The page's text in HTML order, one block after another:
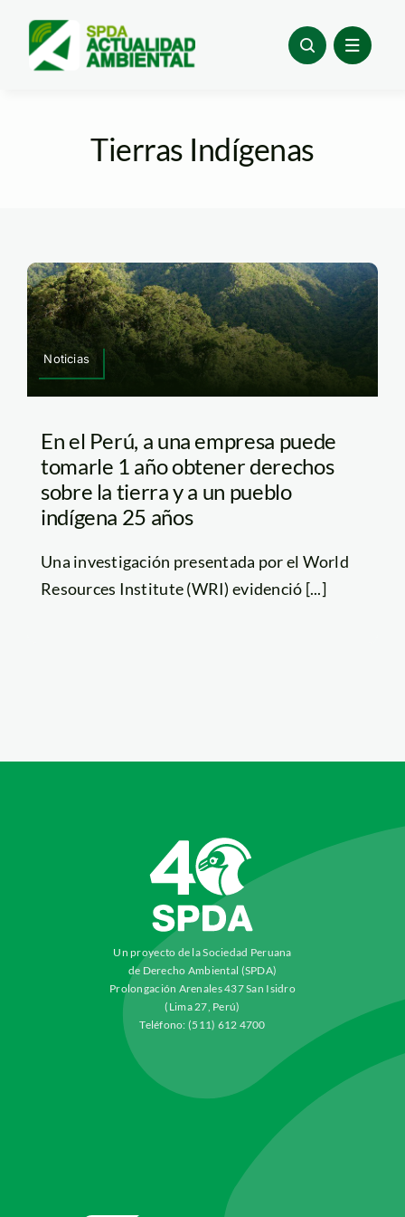
content
Tierras Indígenas
Noticias
En el Perú, a una empresa puede
tomarle 1 año obtener derechos
sobre la tierra y a un pueblo
indígena 25 años
Una investigación presentada por el World
Resources Institute (WRI) evidenció [...]
Un proyecto de la Sociedad Peruana
de Derecho Ambiental (SPDA)
Prolongación Arenales 437 San Isidro
(Lima 27, Perú)
Teléfono: (511) 612 4700